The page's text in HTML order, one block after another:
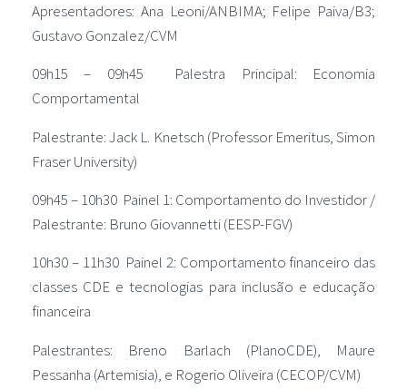
Apresentadores: Ana Leoni/ANBIMA; Felipe Paiva/B3;
Gustavo Gonzalez/CVM
09h15 – 09h45 Palestra Principal: Economia
Comportamental
Palestrante: Jack L. Knetsch (Professor Emeritus, Simon
Fraser University)
09h45 – 10h30 Painel 1: Comportamento do Investidor /
Palestrante: Bruno Giovannetti (EESP-FGV)
10h30 – 11h30 Painel 2: Comportamento financeiro das
classes CDE e tecnologias para inclusão e educação
financeira
Palestrantes: Breno Barlach (PlanoCDE), Maure
Pessanha (Artemisia), e Rogerio Oliveira (CECOP/CVM)